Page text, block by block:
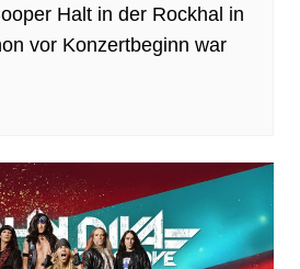
Halt in der Rockhal in
vor Konzertbeginn war